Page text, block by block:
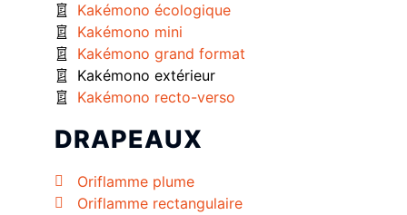
Kakémono écologique
Kakémono mini
Kakémono grand format
Kakémono extérieur
Kakémono recto-verso
DRAPEAUX
Oriflamme plume
Oriflamme rectangulaire